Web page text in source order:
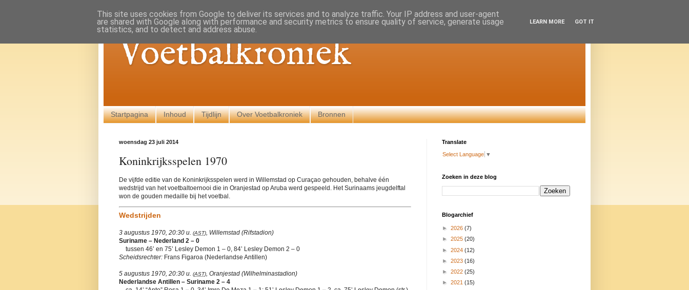
Voetbalkroniek
Startpagina Inhoud Tijdlijn Over Voetbalkroniek Bronnen
woensdag 23 juli 2014
Koninkrijksspelen 1970
De vijfde editie van de Koninkrijksspelen werd in Willemstad op Curaçao gehouden, behalve één
wedstrijd van het voetbaltoernooi die in Oranjestad op Aruba werd gespeeld. Het Surinaams jeugdelftal
won de gouden medaille bij het voetbal.
Wedstrijden
3 augustus 1970, 20:30 u. (AST), Willemstad (Rifstadion)
Suriname – Nederland 2 – 0
tussen 46’ en 75’ Lesley Demon 1 – 0, 84’ Lesley Demon 2 – 0
Scheidsrechter: Frans Figaroa (Nederlandse Antillen)
5 augustus 1970, 20:30 u. (AST), Oranjestad (Wilhelminastadion)
Nederlandse Antillen – Suriname 2 – 4
Translate
Select Language ▼
Zoeken in deze blog
Blogarchief
► 2026 (7)
► 2025 (20)
► 2024 (12)
► 2023 (16)
► 2022 (25)
► 2021 (15)
This site uses cookies from Google to deliver its services and to analyze traffic. Your IP address and user-agent
are shared with Google along with performance and security metrics to ensure quality of service, generate usage
statistics, and to detect and address abuse.
LEARN MORE GOT IT